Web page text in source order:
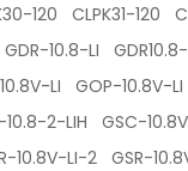
120 CLPK31-120
10.8-LI
LI GOP-10.8V-
10.8-2-LIH GSC-
10.8V-LI-2 GSR-